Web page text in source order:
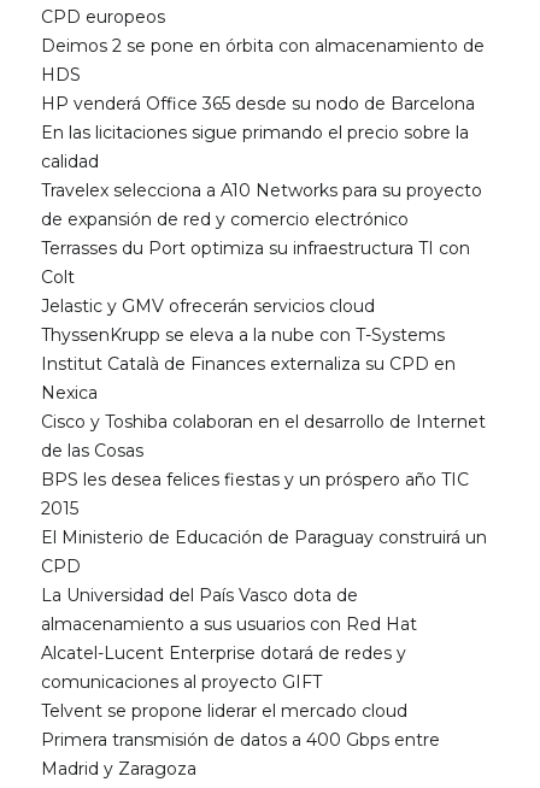
CPD europeos
Deimos 2 se pone en órbita con almacenamiento de
HDS
HP venderá Office 365 desde su nodo de Barcelona
En las licitaciones sigue primando el precio sobre la
calidad
Travelex selecciona a A10 Networks para su proyecto
de expansión de red y comercio electrónico
Terrasses du Port optimiza su infraestructura TI con
Colt
Jelastic y GMV ofrecerán servicios cloud
ThyssenKrupp se eleva a la nube con T-Systems
Institut Català de Finances externaliza su CPD en
Nexica
Cisco y Toshiba colaboran en el desarrollo de Internet
de las Cosas
BPS les desea felices fiestas y un próspero año TIC
2015
El Ministerio de Educación de Paraguay construirá un
CPD
La Universidad del País Vasco dota de
almacenamiento a sus usuarios con Red Hat
Alcatel-Lucent Enterprise dotará de redes y
comunicaciones al proyecto GIFT
Telvent se propone liderar el mercado cloud
Primera transmisión de datos a 400 Gbps entre
Madrid y Zaragoza